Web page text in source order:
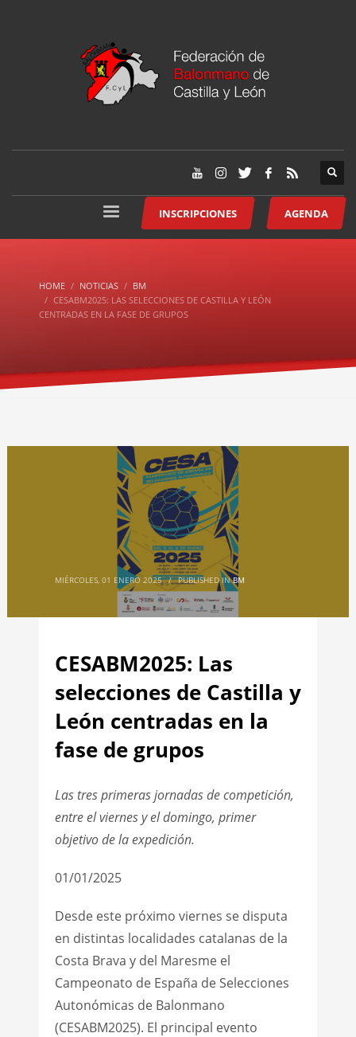
INSCRIPCIONES AGENDA
HOME NOTICIAS
BM
CESABM2025: LAS SELECCIONES DE CASTILLA Y LEÓN
CENTRADAS EN LA FASE DE GRUPOS
MIÉRCOLES, 01 ENERO 2025 / PUBLISHED INBM
CESABM2025: Las
selecciones de Castilla y
León centradas en la
fase de grupos
Las tres primeras jornadas de competición,
entre el viernes y el domingo, primer
objetivo de la expedición.
01/01/2025
Desde este próximo viernes se disputa
en distintas localidades catalanas de la
Costa Brava y del Maresme el
Campeonato de España de Selecciones
Autonómicas de Balonmano
(CESABM2025). El principal evento